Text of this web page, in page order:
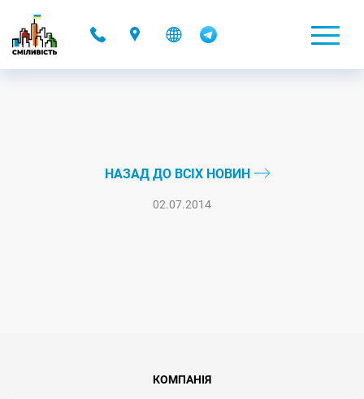
НАЗАД ДО ВСІХ НОВИН
02.07.2014
КОМПАНІЯ